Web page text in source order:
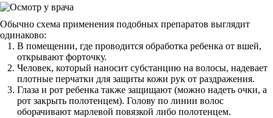
Обычно схема применения подобных препаратов выглядит
одинаково:
В помещении, где проводится обработка ребенка от вшей,
открывают форточку.
Человек, который наносит субстанцию на волосы, надевает
плотные перчатки для защиты кожи рук от раздражения.
Глаза и рот ребенка также защищают (можно надеть очки, а
рот закрыть полотенцем). Голову по линии волос
оборачивают марлевой повязкой либо полотенцем.